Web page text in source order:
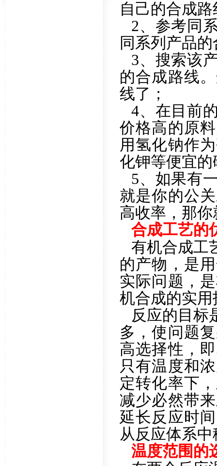
自己的合成路
2、参考同
同系列产品
3、搜索该
的合成路线
线了；
4、在目前
价格高的原
用氢化钠作
化钾等便宜
5、如果有
就是你的公
高收率，那
合成工艺的
有机合成工
的产物，是
实际问题，
机合成的实用
反应的目标
多，使问题
高选择性，
只有温度和
定转化率下
减少必然带
延长反应时
从反应体系
温度范围的